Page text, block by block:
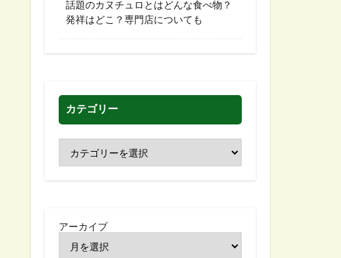
話題のカヌチュロとはどんな食べ物？
発祥はどこ？専門店についても
カテゴリー
アーカイブ